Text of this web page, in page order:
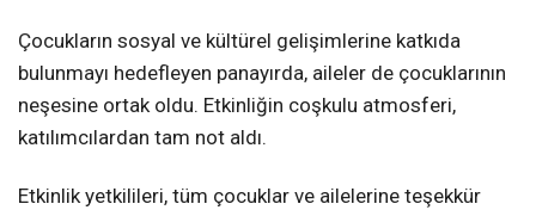
Çocukların sosyal ve kültürel gelişimlerine katkıda
bulunmayı hedefleyen panayırda, aileler de çocuklarının
neşesine ortak oldu. Etkinliğin coşkulu atmosferi,
katılımcılardan tam not aldı.
Etkinlik yetkilileri, tüm çocuklar ve ailelerine teşekkür